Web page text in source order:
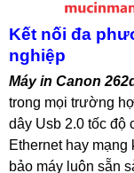
Kết nối đa
nghiệp
Máy in Canon
trong mọi trường
dây Usb 2.0 tốc độ
Ethernet hay
bảo máy luôn sẵn